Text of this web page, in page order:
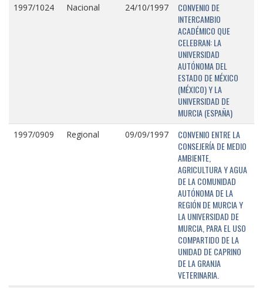
1997/1024 Nacional 24/10/1997
CONVENIO DE
INTERCAMBIO
ACADÉMICO QUE
CELEBRAN: LA
UNIVERSIDAD
AUTÓNOMA DEL
ESTADO DE MÉXICO
(MÉXICO) Y LA
UNIVERSIDAD DE
MURCIA (ESPAÑA)
1997/0909 Regional 09/09/1997
CONVENIO ENTRE LA
CONSEJERÍA DE MEDIO
AMBIENTE,
AGRICULTURA Y AGUA
DE LA COMUNIDAD
AUTÓNOMA DE LA
REGIÓN DE MURCIA Y
LA UNIVERSIDAD DE
MURCIA, PARA EL USO
COMPARTIDO DE LA
UNIDAD DE CAPRINO
DE LA GRANJA
VETERINARIA.